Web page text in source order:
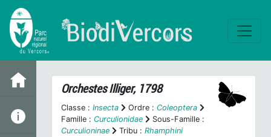
OrchestesIlliger, 1798
Classe : Insecta Ordre : Coleoptera
Famille : Curculionidae
Sous-Famille :
Curculioninae
Tribu : Rhamphini